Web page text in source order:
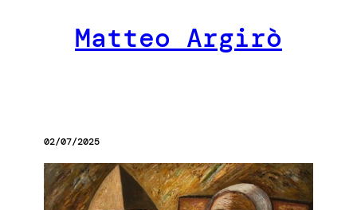
Matteo Argirò
02/07/2025